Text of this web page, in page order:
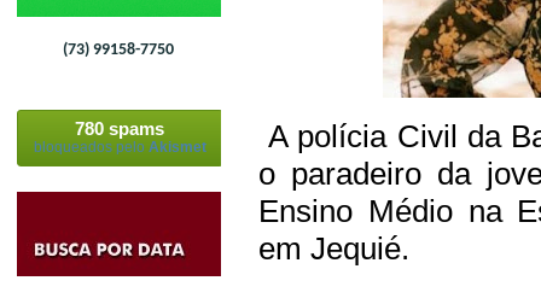
(73) 99158-7750
780 spams
bloqueados pelo Akismet
A polícia Civil da
o paradeiro da
Ensino Médio na
em Jequié.